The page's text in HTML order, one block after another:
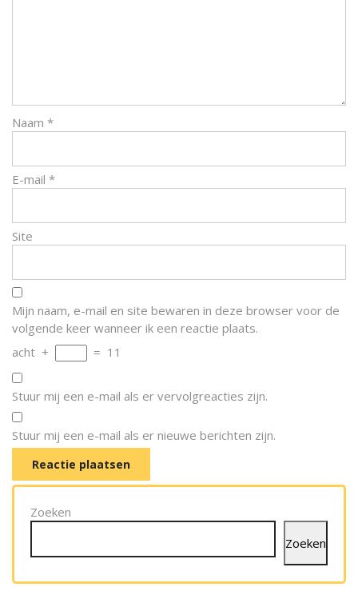
Naam *
E-mail *
Site
Mijn naam, e-mail en site bewaren in deze browser voor de
volgende keer wanneer ik een reactie plaats.
acht + = 11
Stuur mij een e-mail als er vervolgreacties zijn.
Stuur mij een e-mail als er nieuwe berichten zijn.
Zoeken
Zoeken